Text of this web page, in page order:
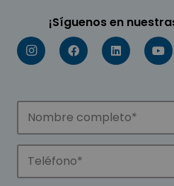
¡Síguenos en